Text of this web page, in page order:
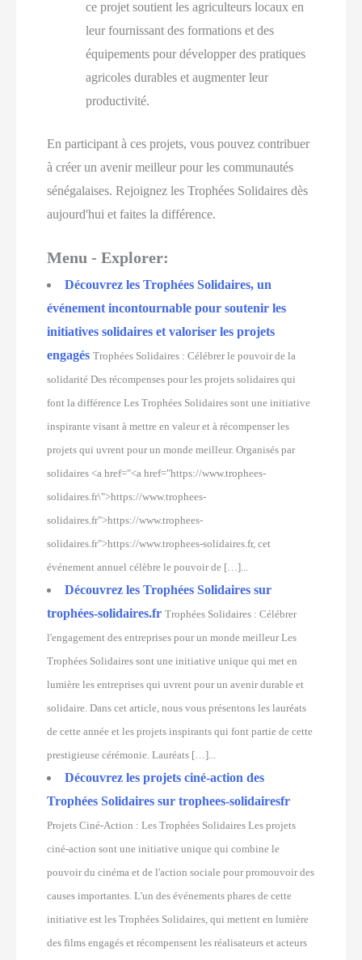
ce projet soutient les agriculteurs locaux en
leur fournissant des formations et des
équipements pour développer des pratiques
agricoles durables et augmenter leur
productivité.
En participant à ces projets, vous pouvez contribuer
à créer un avenir meilleur pour les communautés
sénégalaises. Rejoignez les Trophées Solidaires dès
aujourd'hui et faites la différence.
Menu - Explorer:
Découvrez les Trophées Solidaires, un
événement incontournable pour soutenir les
initiatives solidaires et valoriser les projets
engagés Trophées Solidaires : Célébrer le pouvoir de la
solidarité Des récompenses pour les projets solidaires qui
font la différence Les Trophées Solidaires sont une initiative
inspirante visant à mettre en valeur et à récompenser les
projets qui uvrent pour un monde meilleur. Organisés par
solidaires <a href="<a href="https://www.trophees-
solidaires.fr\">https://www.trophees-
solidaires.fr">https://www.trophees-
solidaires.fr">https://www.trophees-solidaires.fr, cet
événement annuel célèbre le pouvoir de […]...
Découvrez les Trophées Solidaires sur
trophées-solidaires.fr Trophées Solidaires : Célébrer
l'engagement des entreprises pour un monde meilleur Les
Trophées Solidaires sont une initiative unique qui met en
lumière les entreprises qui uvrent pour un avenir durable et
solidaire. Dans cet article, nous vous présentons les lauréats
de cette année et les projets inspirants qui font partie de cette
prestigieuse cérémonie. Lauréats […]...
Découvrez les projets ciné-action des
Trophées Solidaires sur trophees-solidairesfr
Projets Ciné-Action : Les Trophées Solidaires Les projets
ciné-action sont une initiative unique qui combine le
pouvoir du cinéma et de l'action sociale pour promouvoir des
causes importantes. L'un des événements phares de cette
initiative est les Trophées Solidaires, qui mettent en lumière
des films engagés et récompensent les réalisateurs et acteurs